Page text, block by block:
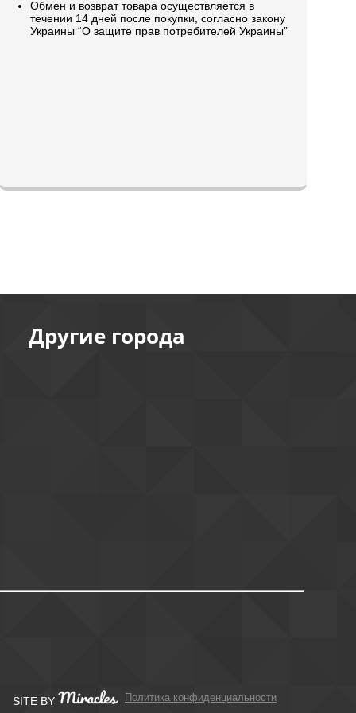
Обмен и возврат товара осуществляется в
течении 14 дней после покупки, согласно закону
Украины “О защите прав потребителей Украины”
Другие города
SITE BY Политика конфиденциальности